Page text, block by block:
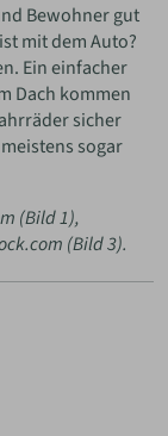
Bewohner gut
mit dem Auto?
Ein einfacher
Dach kommen
sicher
sogar
(Bild 1),
(Bild 3).